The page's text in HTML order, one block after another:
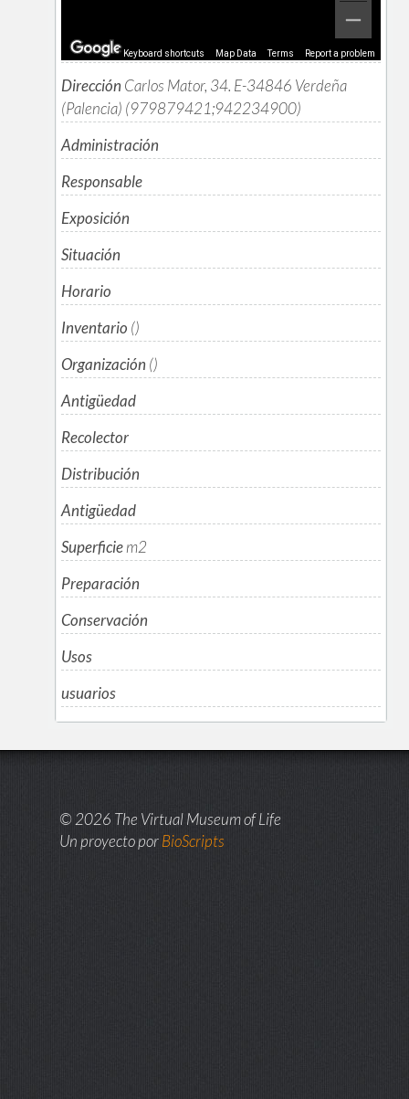
Keyboard shortcuts Map Data Terms Report a problem
Dirección Carlos Mator, 34. E-34846 Verdeña
(Palencia) (979879421;942234900)
Administración
Responsable
Exposición
Situación
Horario
Inventario ()
Organización ()
Antigüedad
Recolector
Distribución
Antigüedad
Superficiem2
Preparación
Conservación
Usos
usuarios
© 2026 The Virtual Museum of Life
Un proyecto porBioScripts